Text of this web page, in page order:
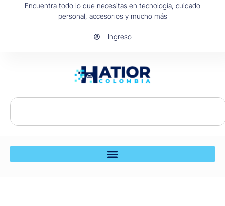
Encuentra todo lo que necesitas en tecnología, cuidado
personal, accesorios y mucho más
Ingreso